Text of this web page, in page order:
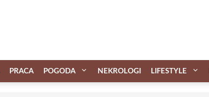
PRACA POGODA NEKROLOGI LIFESTYLE